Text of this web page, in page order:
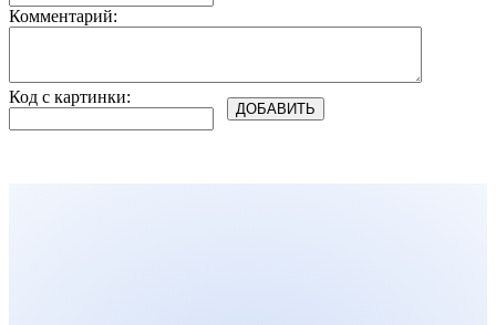
Комментарий:
Код с картинки: